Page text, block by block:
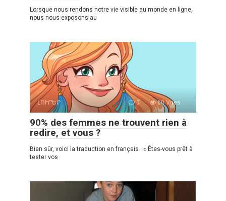
Lorsque nous rendons notre vie visible au monde en ligne,
nous nous exposons au
ԼՈՒՐԵՐ 0 60 Vues :
90% des femmes ne trouvent rien à
redire, et vous ?
Bien sûr, voici la traduction en français : « Êtes-vous prêt à
tester vos